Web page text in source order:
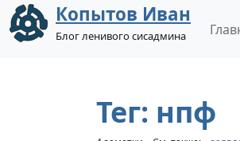
Копытов Иван
Блог ленивого сисадмина
Тег: нпф